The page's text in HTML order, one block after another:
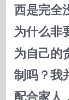
西是完全
为什么非
为自己的
制吗？我
配合家人